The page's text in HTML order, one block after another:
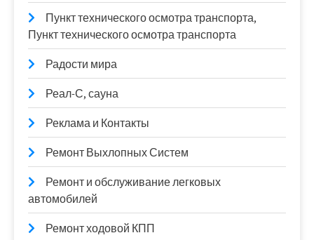
Пункт технического осмотра транспорта,
Пункт технического осмотра транспорта
Радости мира
Реал-С, сауна
Реклама и Контакты
Ремонт Выхлопных Систем
Ремонт и обслуживание легковых
автомобилей
Ремонт ходовой КПП